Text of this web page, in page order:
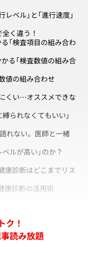
ベル」と「進行速度」
く違う！
「検査項目の組み合わ
る「検査数値の組み合
値の組み合わせ
くい…オススメできな
られなくてもいい」
語れない。医師と一緒
ベルが高い」のか？
康診断はどこまでリス
診断の活用術
ク！
読み放題